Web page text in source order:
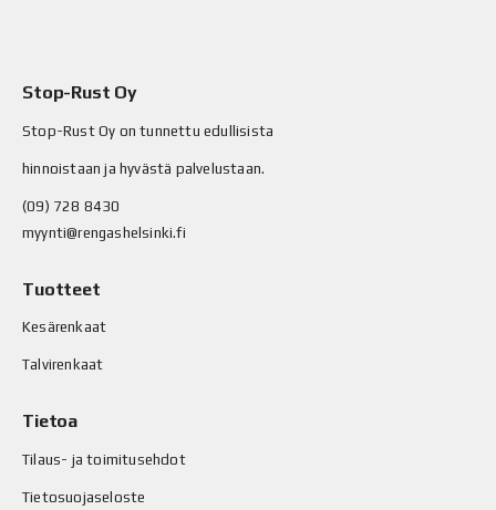
Stop-Rust Oy
Stop-Rust Oy on tunnettu edullisista
hinnoistaan ja hyvästä palvelustaan.
(09) 728 8430
myynti@rengashelsinki.fi
Tuotteet
Kesärenkaat
Talvirenkaat
Tietoa
Tilaus- ja toimitusehdot
Tietosuojaseloste